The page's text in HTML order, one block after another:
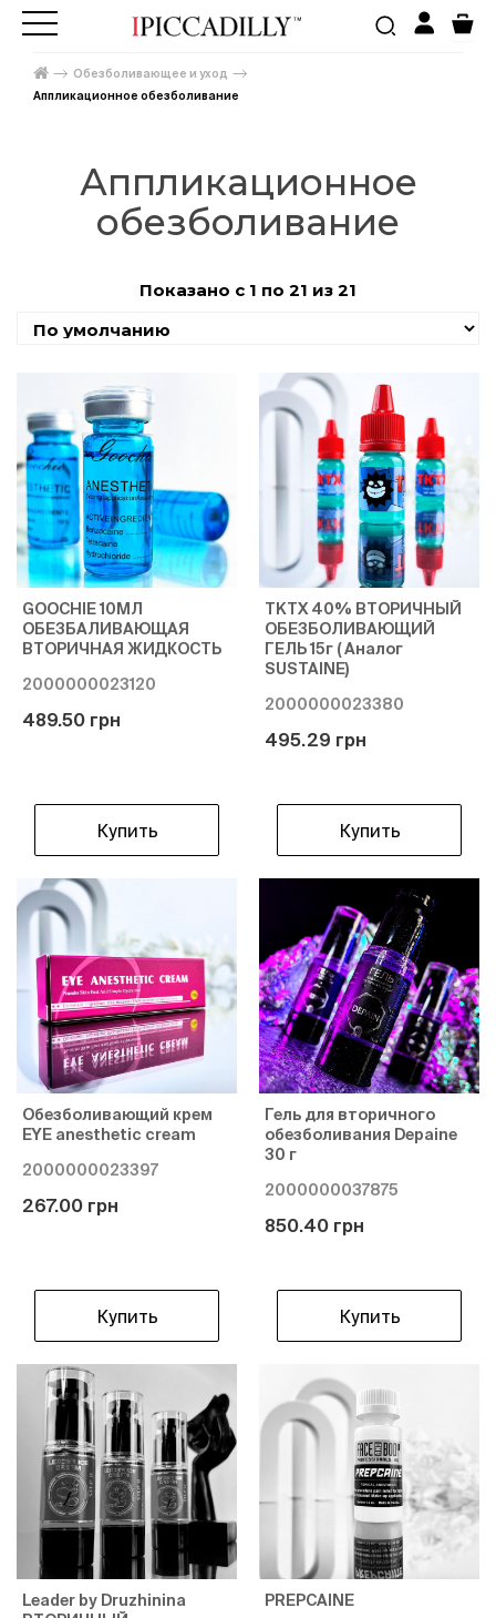
Обезболивающее и уход
Аппликационное обезболивание
Аппликационное
обезболивание
Показано с 1 по 21 из 21
GOOCHIE 10МЛ
ОБЕЗБАЛИВАЮЩАЯ
ВТОРИЧНАЯ ЖИДКОСТЬ
2000000023120
489.50 грн
Купить
TKTX 40% ВТОРИЧНЫЙ
ОБЕЗБОЛИВАЮЩИЙ
ГЕЛЬ 15г ( Аналог
SUSTAINE)
2000000023380
495.29 грн
Купить
Обезболивающий крем
EYE anesthetic cream
2000000023397
267.00 грн
Купить
Гель для вторичного
обезболивания Depaine
30 г
2000000037875
850.40 грн
Купить
Leader by Druzhinina
PREPCAINE